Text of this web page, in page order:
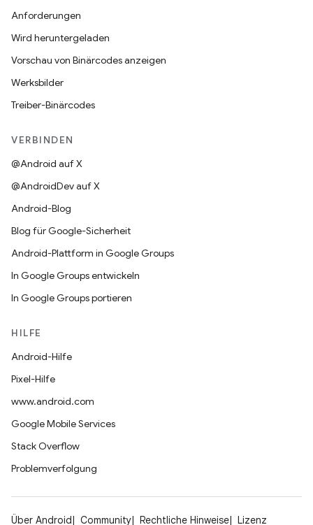
Anforderungen
Wird heruntergeladen
Vorschau von Binärcodes anzeigen
Werksbilder
Treiber-Binärcodes
VERBINDEN
@Android auf X
@AndroidDev auf X
Android-Blog
Blog für Google-Sicherheit
Android-Plattform in Google Groups
In Google Groups entwickeln
In Google Groups portieren
HILFE
Android-Hilfe
Pixel-Hilfe
www.android.com
Google Mobile Services
Stack Overflow
Problemverfolgung
Über Android Community Rechtliche Hinweise Lizenz